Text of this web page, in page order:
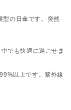
型の日傘です。突然
でも快適に過ごせま
以上です。紫外線